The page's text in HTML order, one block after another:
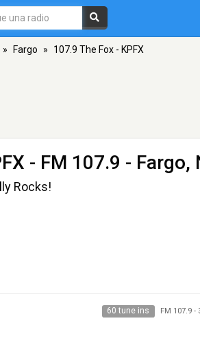
» Fargo » 107.9 The Fox - KPFX
- FM 107.9 - Fargo,
Rocks!
60 tune ins FM 107.9-